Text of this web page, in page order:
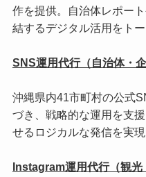
作を提供。自治体レポー
結するデジタル活用をト
SNS運用代行（自治体・企
沖縄県内41市町村の公式
づき、戦略的な運用を支
せるロジカルな発信を実現
Instagram運用代行（観光